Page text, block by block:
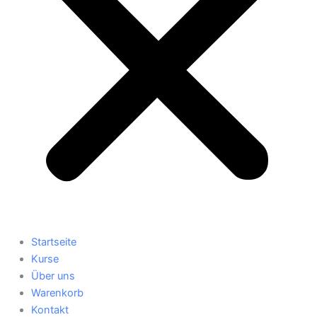
Startseite
Kurse
Über uns
Warenkorb
Kontakt